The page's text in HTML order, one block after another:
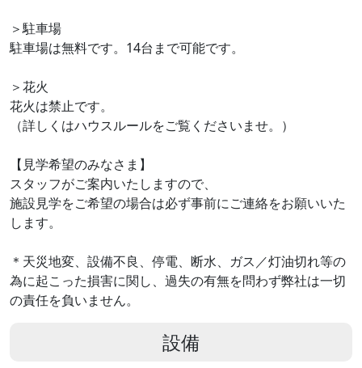
＞駐車場
駐車場は無料です。14台まで可能です。
＞花火
花火は禁止です。
（詳しくはハウスルールをご覧くださいませ。）
【見学希望のみなさま】
スタッフがご案内いたしますので、
施設見学をご希望の場合は必ず事前にご連絡をお願いいた
します。
＊天災地変、設備不良、停電、断水、ガス／灯油切れ等の
為に起こった損害に関し、過失の有無を問わず弊社は一切
の責任を負いません。
設備